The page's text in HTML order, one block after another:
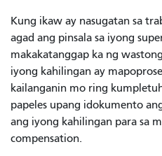
Kung ikaw ay nasugatan sa
agad ang pinsala sa iyong
makakatanggap ka ng
iyong kahilingan ay
kailanganin mo ring
papeles upang idokumento
ang iyong kahilingan para sa
compensation.